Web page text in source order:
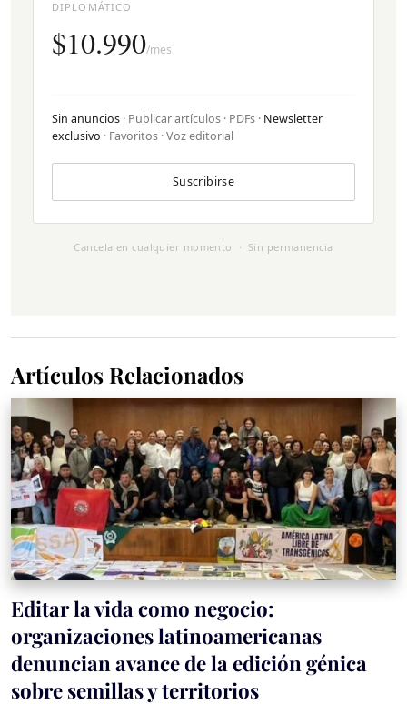
DIPLOMÁTICO
$10.990/mes
Sin anuncios · Publicar artículos · PDFs · Newsletter
exclusivo · Favoritos · Voz editorial
Suscribirse
Cancela en cualquier momento · Sin permanencia
Artículos Relacionados
Editar la vida como negocio:
organizaciones latinoamericanas
denuncian avance de la edición génica
sobre semillas y territorios